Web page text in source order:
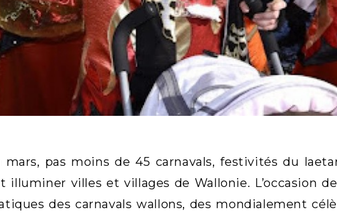
mars, pas moins de 45 carnavals, festivités du
illuminer villes et villages de Wallonie. L’occasion
des carnavals wallons, des mondialement